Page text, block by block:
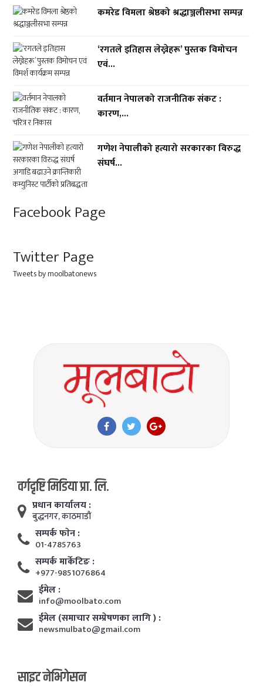
कमरेड विमला श्रेष्ठको श्रद्धाञ्जलीसभा सम्पन्न
‘रगतले इतिहास लेख्नेहरू’ पुस्तक विमोचन
एवं...
वर्तमान नेपालको राजनीतिक संकट :
कारण,...
गणेश नेपालीको हत्यारो सरकारका विरुद्ध
संघर्ष...
Facebook Page
Twitter Page
Tweets by moolbatonews
वर्गदृष्टि मिडिया प्रा. लि.
प्रधान कार्यालय :
बुद्धनगर, काठमाडाैं
सम्पर्क फाेन :
01-4785763
सम्पर्क मार्केटिङ :
+977-9851076864
ईमेल :
info@moolbato.com
ईमेल (समाचार सम्प्रेषणका लागि ) :
newsmulbato@gmail.com
साइट नेभिगेसन